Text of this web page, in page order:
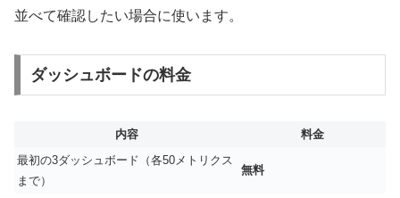
並べて確認したい場合に使います。
ダッシュボードの料金
内容
料金
最初の3ダッシュボード（各50メトリクス
まで）
無料